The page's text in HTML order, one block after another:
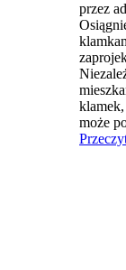
przez
może